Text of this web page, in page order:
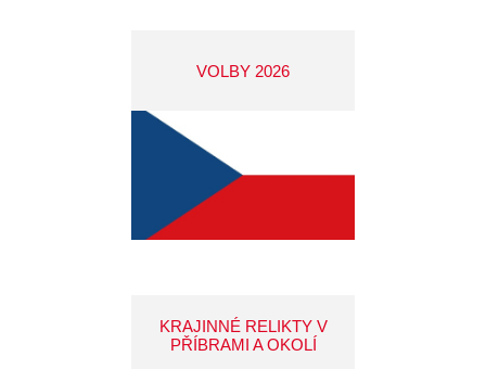
VOLBY 2026
KRAJINNÉ RELIKTY V
PŘÍBRAMI A OKOLÍ